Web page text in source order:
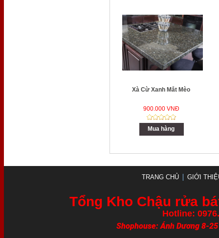
Xà Cừ Xanh Mắt Mèo
900.000 VNĐ
Mua hàng
TRANG CHỦ GIỚI
Tổng Kho Chậu rửa
Hotline:
Shophouse: Ánh Dương 8-